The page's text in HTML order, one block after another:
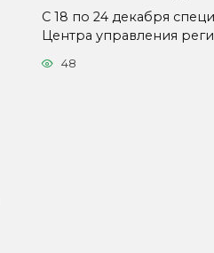
С 18 по 24 декабря
Центра управления
48